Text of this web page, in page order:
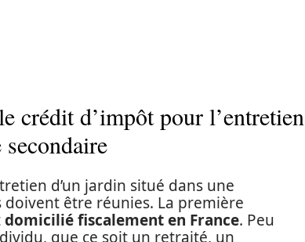
crédit d’impôt pour l’entretien
d’un jardin situé dans une
être réunies. La première
domicilié fiscalement en France. Peu
que ce soit un retraité, un